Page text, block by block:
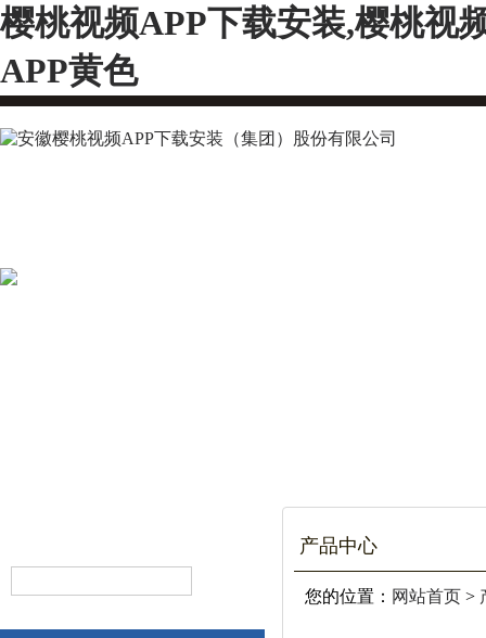
樱桃视频APP下载安装,樱桃视
APP黄色
产品中心
您的位置： 网站首页 >